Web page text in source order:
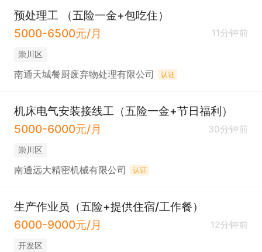
预处理工 （五险一金+包吃住）
5000-6500元/月
11分钟前
崇川区
南通天城餐厨废弃物处理有限公司 认证
机床电气安装接线工（五险一金+节日福利）
5000-6000元/月
30分钟前
崇川区
南通远大精密机械有限公司 认证
生产作业员（五险+提供住宿/工作餐）
6000-9000元/月
12分钟前
开发区